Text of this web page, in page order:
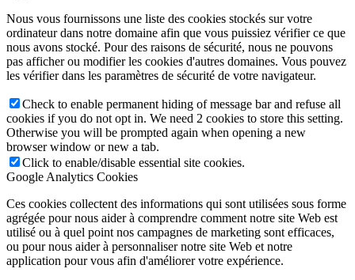
Nous vous fournissons une liste des cookies stockés sur votre
ordinateur dans notre domaine afin que vous puissiez vérifier ce que
nous avons stocké. Pour des raisons de sécurité, nous ne pouvons
pas afficher ou modifier les cookies d'autres domaines. Vous pouvez
les vérifier dans les paramètres de sécurité de votre navigateur.
Check to enable permanent hiding of message bar and refuse all
cookies if you do not opt in. We need 2 cookies to store this setting.
Otherwise you will be prompted again when opening a new
browser window or new a tab.
Click to enable/disable essential site cookies.
Google Analytics Cookies
Ces cookies collectent des informations qui sont utilisées sous forme
agrégée pour nous aider à comprendre comment notre site Web est
utilisé ou à quel point nos campagnes de marketing sont efficaces,
ou pour nous aider à personnaliser notre site Web et notre
application pour vous afin d'améliorer votre expérience.